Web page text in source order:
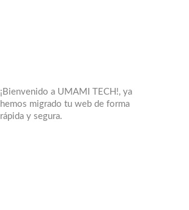
¡Bienvenido a UMAMI TECH!, ya
hemos migrado tu web de forma
rápida y segura.